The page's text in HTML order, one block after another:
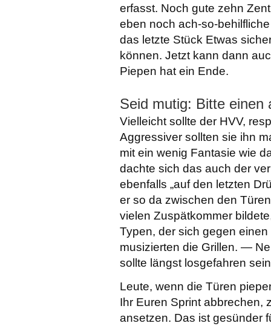
erfasst. Noch gute zehn
eben noch ach-so-
das letzte Stück Etwas
können. Jetzt kann dann
Piepen hat ein Ende.
Seid mutig: Bitte einen
Vielleicht sollte der HVV,
Aggressiver sollten sie ihn
mit ein wenig Fantasie wie
dachte sich das auch der
ebenfalls „auf den letzten
er so da zwischen den
vielen Zuspätkommer
Typen, der sich gegen
musizierten die Grillen. —
sollte längst losgefahren
Leute, wenn die Türen
Ihr Euren Sprint abbrechen,
ansetzen. Das ist gesünder